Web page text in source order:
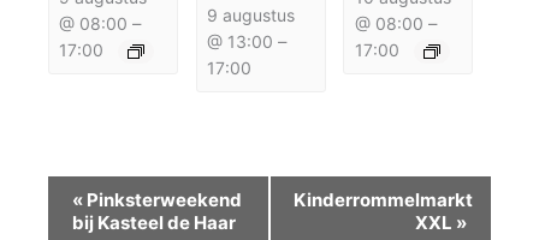
@ 08:00 –
17:00
9 augustus
@ 13:00 –
17:00
@ 08:00 –
17:00
Evenement
Navigatie
« Pinksterweekend
bij Kasteel de Haar
Kinderrommelmarkt
XXL »